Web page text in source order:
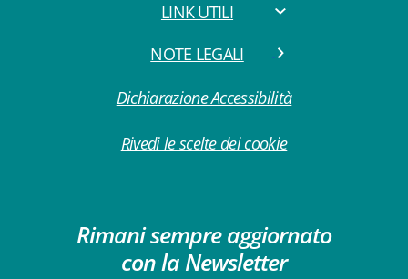
LINK UTILI
NOTE LEGALI
Dichiarazione Accessibilità
Rivedi le scelte dei cookie
Rimani sempre aggiornato
con la Newsletter